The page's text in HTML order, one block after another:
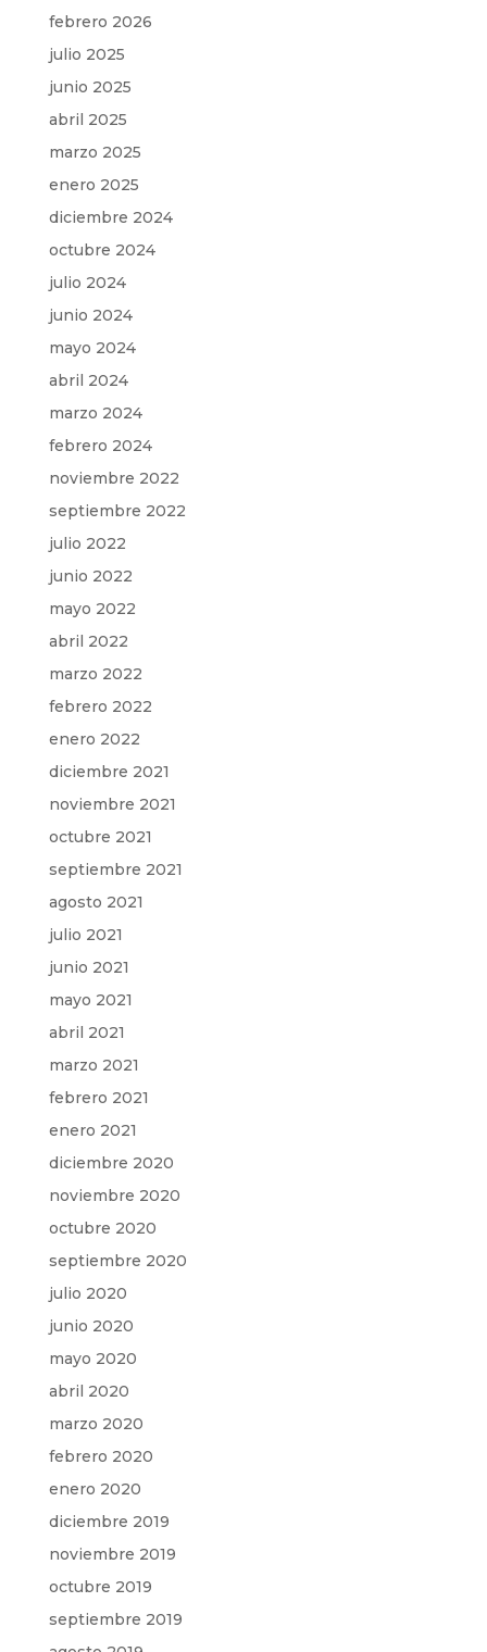
febrero 2026
julio 2025
junio 2025
abril 2025
marzo 2025
enero 2025
diciembre 2024
octubre 2024
julio 2024
junio 2024
mayo 2024
abril 2024
marzo 2024
febrero 2024
noviembre 2022
septiembre 2022
julio 2022
junio 2022
mayo 2022
abril 2022
marzo 2022
febrero 2022
enero 2022
diciembre 2021
noviembre 2021
octubre 2021
septiembre 2021
agosto 2021
julio 2021
junio 2021
mayo 2021
abril 2021
marzo 2021
febrero 2021
enero 2021
diciembre 2020
noviembre 2020
octubre 2020
septiembre 2020
julio 2020
junio 2020
mayo 2020
abril 2020
marzo 2020
febrero 2020
enero 2020
diciembre 2019
noviembre 2019
octubre 2019
septiembre 2019